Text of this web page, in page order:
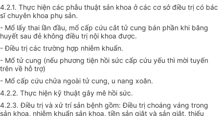
4.2.1. Thực hiện các phẫu thuật sản khoa ở các cơ sở điều trị có bác
sĩ chuyên khoa phụ sản.
- Mổ lấy thai lần đầu, mổ cấp cứu cắt tử cung bán phần khi băng
huyết sau đẻ không điều trị nội khoa được.
- Điều trị các trường hợp nhiễm khuẩn.
- Mổ tử cung (nếu phương tiện hồi sức cấp cứu yếu thì mời tuyến
trên về hỗ trợ)
- Mổ cấp cứu chửa ngoài tử cung, u nang xoăn.
4.2.2. Thực hiện kỹ thuật gây mê hồi sức.
4.2.3. Điều trị và xử trí sản bệnh gồm: Điều trị choáng váng trong
sản khoa, nhiễm khuẩn sản khoa, tiền sản giật và sản giật, thiếu